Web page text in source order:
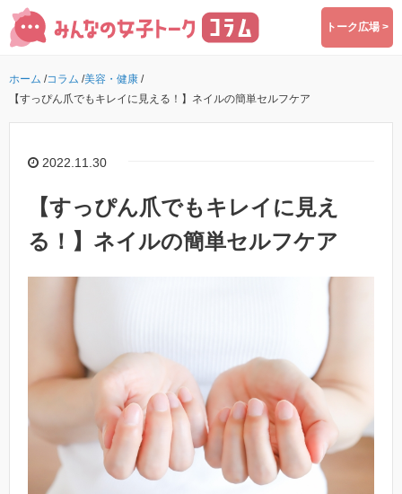
トーク広場 >
ホーム /コラム /美容・健康 /
【すっぴん爪でもキレイに見える！】ネイルの簡単セルフケア
2022.11.30
【すっぴん爪でもキレイに見え
る！】ネイルの簡単セルフケア